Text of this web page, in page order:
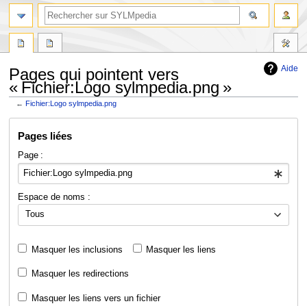
Aide
Pages qui pointent vers
« Fichier:Logo sylmpedia.png »
←Fichier:Logo sylmpedia.png
navigation
recherche
Pages liées
Page :
Espace de noms :
Tous
Masquer les inclusions Masquer les liens
Masquer les redirections
Masquer les liens vers un fichier